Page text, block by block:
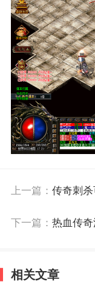
上一篇： 传奇刺
下一篇： 热血传
相关文章